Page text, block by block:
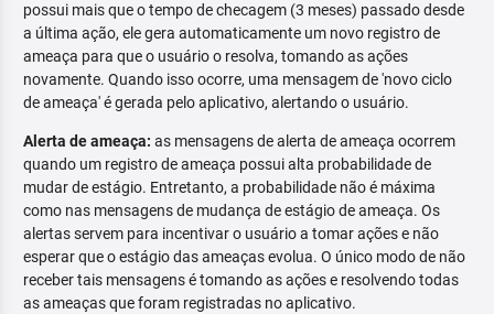
possui mais que o tempo de checagem (3 meses) passado desde
a última ação, ele gera automaticamente um novo registro de
ameaça para que o usuário o resolva, tomando as ações
novamente. Quando isso ocorre, uma mensagem de 'novo ciclo
de ameaça' é gerada pelo aplicativo, alertando o usuário.
Alerta de ameaça: as mensagens de alerta de ameaça ocorrem
quando um registro de ameaça possui alta probabilidade de
mudar de estágio. Entretanto, a probabilidade não é máxima
como nas mensagens de mudança de estágio de ameaça. Os
alertas servem para incentivar o usuário a tomar ações e não
esperar que o estágio das ameaças evolua. O único modo de não
receber tais mensagens é tomando as ações e resolvendo todas
as ameaças que foram registradas no aplicativo.